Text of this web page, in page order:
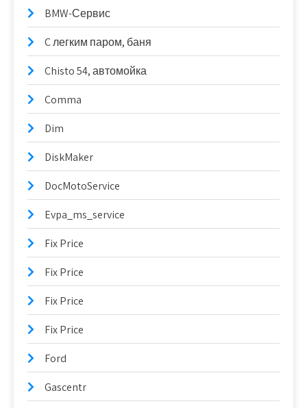
BMW-Сервис
C легким паром, баня
Chisto 54, автомойка
Comma
Dim
DiskMaker
DocMotoService
Evpa_ms_service
Fix Price
Fix Price
Fix Price
Fix Price
Ford
Gascentr